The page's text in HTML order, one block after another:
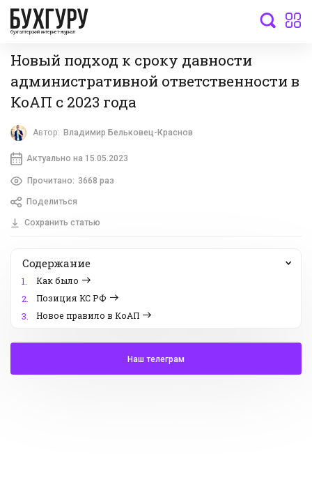
бухгалтерский интернет-журнал
Новый подход к сроку давности
административной ответственности в
КоАП с 2023 года
Автор: Владимир Бельковец-Краснов
Актуально на 15.05.2023
Прочитано: 3668 раз
Поделиться
Сохранить статью
Содержание
1.
Как было
2.
Позиция КС РФ
3.
Новое правило в КоАП
Наш телеграм